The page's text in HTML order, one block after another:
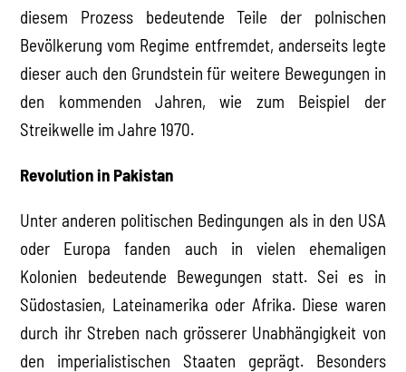
diesem Prozess bedeutende Teile der polnischen
Bevölkerung vom Regime entfremdet, anderseits legte
dieser auch den Grundstein für weitere Bewegungen in
den kommenden Jahren, wie zum Beispiel der
Streikwelle im Jahre 1970.
Revolution in Pakistan
Unter anderen politischen Bedingungen als in den USA
oder Europa fanden auch in vielen ehemaligen
Kolonien bedeutende Bewegungen statt. Sei es in
Südostasien, Lateinamerika oder Afrika. Diese waren
durch ihr Streben nach grösserer Unabhängigkeit von
den imperialistischen Staaten geprägt. Besonders